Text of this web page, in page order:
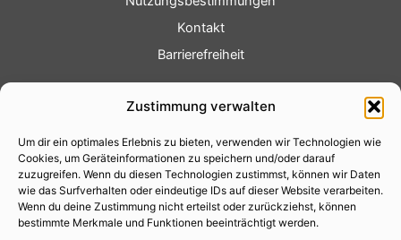
Zustimmung verwalten
Um dir ein optimales Erlebnis zu bieten, verwenden wir Technologien wie
Cookies, um Geräteinformationen zu speichern und/oder darauf
zuzugreifen. Wenn du diesen Technologien zustimmst, können wir Daten
wie das Surfverhalten oder eindeutige IDs auf dieser Website verarbeiten.
Wenn du deine Zustimmung nicht erteilst oder zurückziehst, können
bestimmte Merkmale und Funktionen beeinträchtigt werden.
Kontakt
Barrierefreiheit
Fotoservice
Videoservice
Werbung
Contenterstellung
Lokalnachrichten